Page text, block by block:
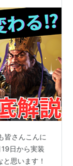
皆さんこんに
日から実装
思います！